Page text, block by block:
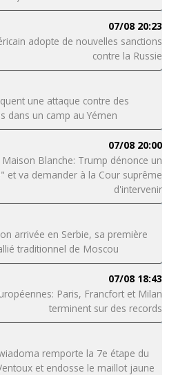
07/08 20:23
adopte de nouvelles sanctions
contre la Russie
une attaque contre des
dans un camp au Yémen
07/08 20:00
Blanche: Trump dénonce un
et va demander à la Cour suprême
d'intervenir
arrivée en Serbie, sa première
traditionnel de Moscou
07/08 18:43
Paris, Francfort et Milan
terminent sur des records
remporte la 7e étape du
et endosse le maillot jaune